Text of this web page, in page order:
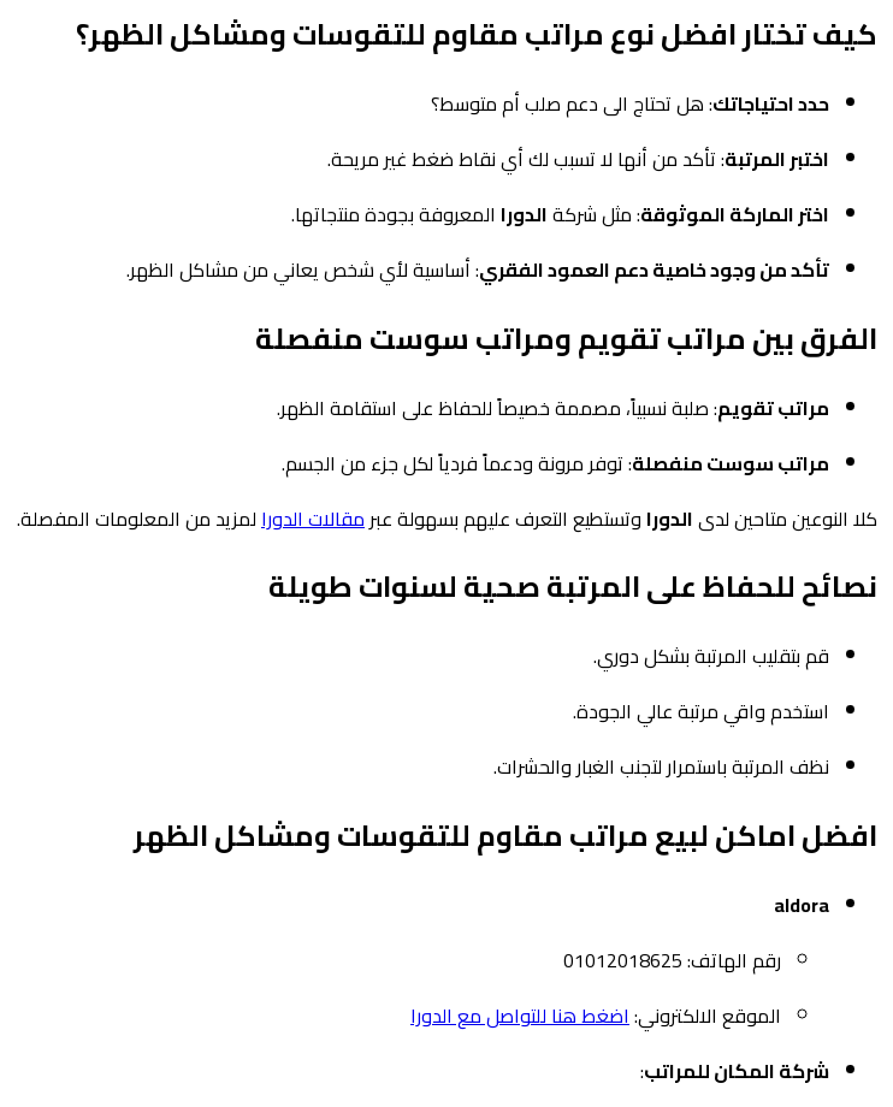
كيف تختار افضل نوع مراتب مقاوم للتقوسات ومشاكل الظهر؟
حدد احتياجاتك: هل تحتاج الى دعم صلب أم متوسط؟
اختبر المرتبة:تأكد من أنها لا تسبب لك أي نقاط ضغط غير مريحة.
اختر الماركة الموثوقة:مثل شركةالدورا المعروفة بجودة منتجاتها.
تأكد من وجود خاصية دعم العمود الفقري:أساسية لأي شخص يعاني من مشاكل الظهر.
الفرق بين مراتب تقويم ومراتب سوست منفصلة
مراتب تقويم:صلبة نسبياً، مصممة خصيصاً للحفاظ على استقامة الظهر.
مراتب سوست منفصلة:توفر مرونة ودعماً فردياً لكل جزء من الجسم.
كلا النوعين متاحين لدىالدورا وتستطيع التعرف عليهم بسهولة عبرمقالات الدورالمزيد من المعلومات المفصلة.
نصائح للحفاظ على المرتبة صحية لسنوات طويلة
قم بتقليب المرتبة بشكل دوري.
استخدم واقي مرتبة عالي الجودة.
نظف المرتبة باستمرار لتجنب الغبار والحشرات.
افضل اماكن لبيع مراتب مقاوم للتقوسات ومشاكل الظهر
aldora
رقم الهاتف: 01012018625
الموقع الالكتروني:اضغط هنا للتواصل مع الدورا
شركة المكان للمراتب: